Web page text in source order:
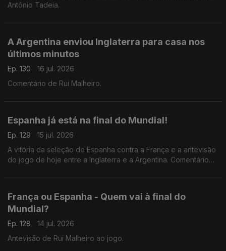
António Tadeia.
A Argentina enviou Inglaterra para casa nos
últimos minutos
Ep. 130
16 jul. 2026
Comentário de Rui Malheiro.
Espanha já está na final do Mundial!
Ep. 129
15 jul. 2026
A vitória da seleção de Espanha contra a França e a antevisão
do jogo de hoje entre a Inglaterra e a Argentina. Comentário
França ou Espanha - Quem vai à final do
Mundial?
Ep. 128
14 jul. 2026
Antevisão de Rui Malheiro ao jogo.